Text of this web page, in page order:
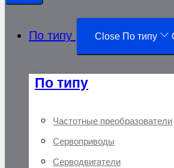
По типу Close По типу
По типу
Частотные преобразователи
Сервоприводы
Серводвигатели